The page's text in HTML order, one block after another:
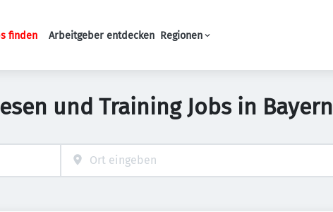
Haupt-Navigation
finden Arbeitgeber entdecken Regionen
und Training Jobs in Bayern